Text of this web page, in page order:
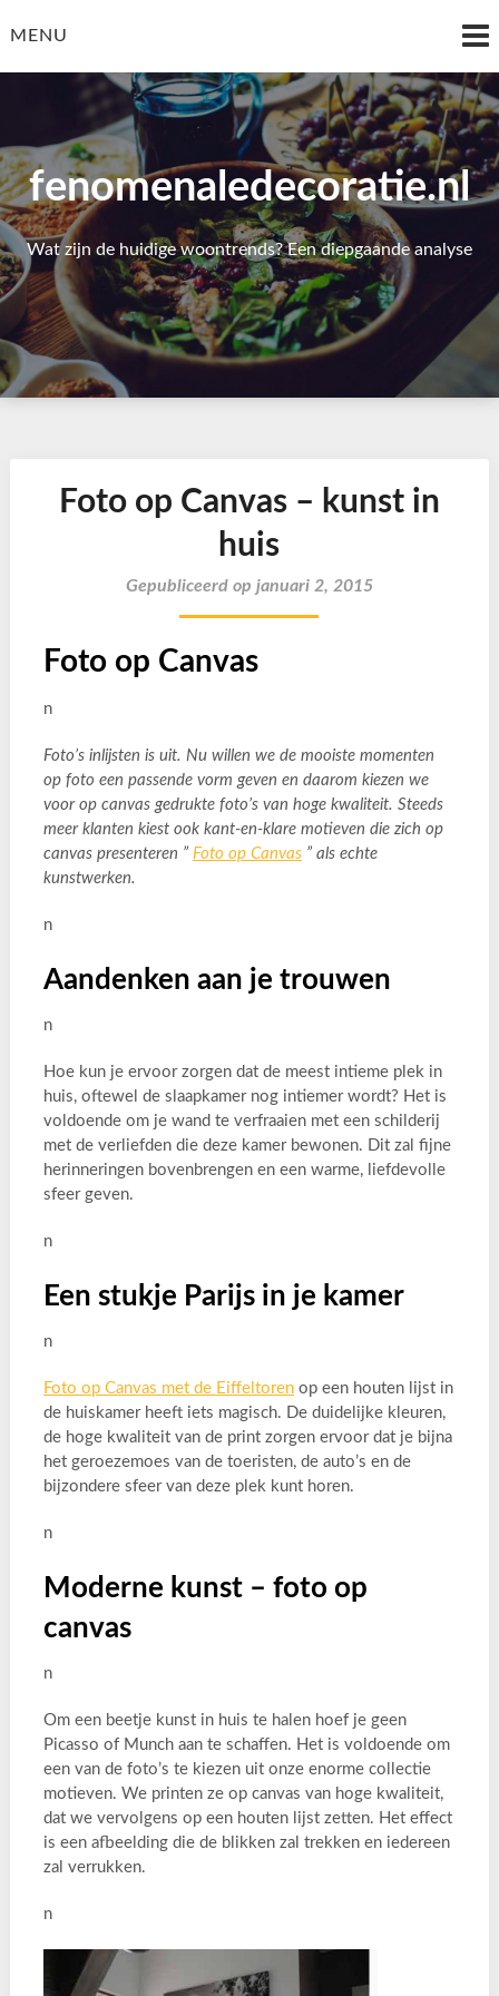
toMENU
fenomenaledecoratie.nl
Wat zijn de huidige woontrends? Een diepgaande analyse
Foto op Canvas – kunst in
huis
Gepubliceerd op januari 2, 2015
Foto op Canvas
n
Foto’s inlijsten is uit. Nu willen we de mooiste momenten
op foto een passende vorm geven en daarom kiezen we
voor op canvas gedrukte foto’s van hoge kwaliteit. Steeds
meer klanten kiest ook kant-en-klare motieven die zich op
canvas presenteren ” Foto op Canvas” als echte
kunstwerken.
n
Aandenken aan je trouwen
n
Hoe kun je ervoor zorgen dat de meest intieme plek in
huis, oftewel de slaapkamer nog intiemer wordt? Het is
voldoende om je wand te verfraaien met een schilderij
met de verliefden die deze kamer bewonen. Dit zal fijne
herinneringen bovenbrengen en een warme, liefdevolle
sfeer geven.
n
Een stukje Parijs in je kamer
n
Foto op Canvas met de Eiffeltorenop een houten lijst in
de huiskamer heeft iets magisch. De duidelijke kleuren,
de hoge kwaliteit van de print zorgen ervoor dat je bijna
het geroezemoes van de toeristen, de auto’s en de
bijzondere sfeer van deze plek kunt horen.
n
Moderne kunst – foto op
canvas
n
Om een beetje kunst in huis te halen hoef je geen
Picasso of Munch aan te schaffen. Het is voldoende om
een van de foto’s te kiezen uit onze enorme collectie
motieven. We printen ze op canvas van hoge kwaliteit,
dat we vervolgens op een houten lijst zetten. Het effect
is een afbeelding die de blikken zal trekken en iedereen
zal verrukken.
n